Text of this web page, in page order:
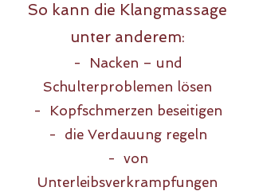
So kann die Klangmassage
unter anderem:
- Nacken – und
Schulterproblemen lösen
- Kopfschmerzen beseitigen
- die Verdauung regeln
- von
Unterleibsverkrampfungen